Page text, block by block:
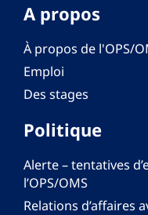
A propos
À propos de l'OPS/
Emploi
Des stages
Politique
Alerte – tentatives
l’OPS/OMS
Relations d’affaires